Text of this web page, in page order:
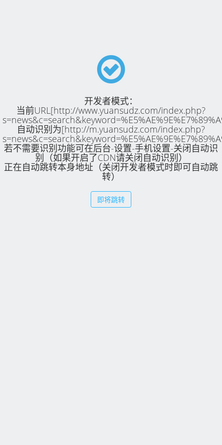
开发者模式：
当前URL[http://www.yuansudz.com/index.php?
自动识别为[http://m.yuansudz.com/index.php?
若不需要识别功能可在后台-设置-手机设置-关闭自动识
别（如果开启了CDN请关闭自动识别）
正在自动跳转本身地址（关闭开发者模式时即可自动跳
转）
即将跳转